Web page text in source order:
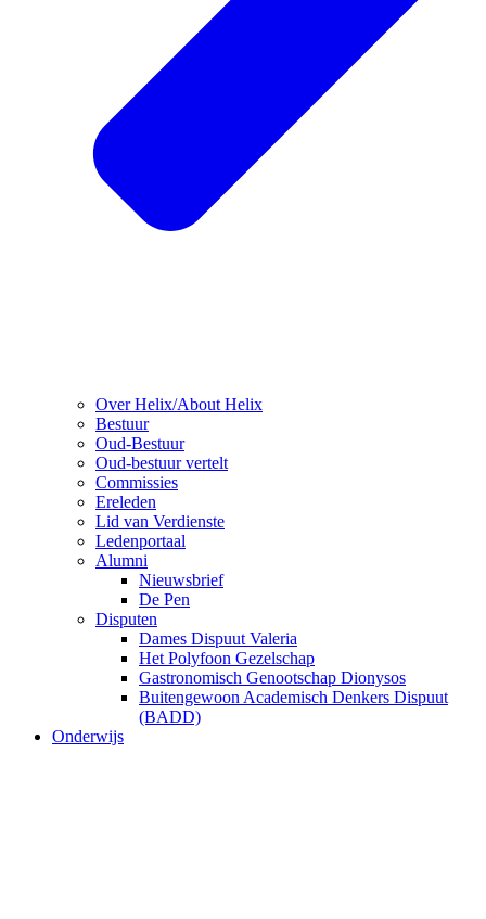
Over Helix/About Helix
Bestuur
Oud-Bestuur
Oud-bestuur vertelt
Commissies
Ereleden
Lid van Verdienste
Ledenportaal
Alumni
Nieuwsbrief
De Pen
Disputen
Dames Dispuut Valeria
Het Polyfoon Gezelschap
Gastronomisch Genootschap Dionysos
Buitengewoon Academisch Denkers Dispuut
(BADD)
Onderwijs